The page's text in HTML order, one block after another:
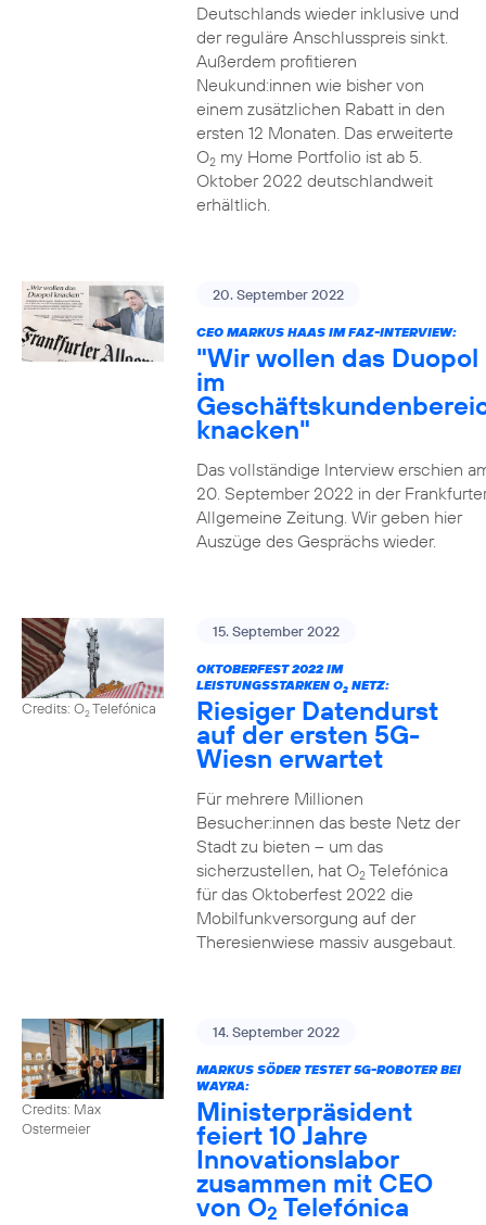
Deutschlands wieder inklusive und
der reguläre Anschlusspreis sinkt.
Außerdem profitieren
Neukund:innen wie bisher von
einem zusätzlichen Rabatt in den
ersten 12 Monaten. Das erweiterte
O2my Home Portfolio ist ab 5.
Oktober 2022 deutschlandweit
erhältlich.
20. September 2022
CEO MARKUS HAAS IM FAZ-INTERVIEW:
"Wir wollen das Duopol
im
knacken"
Das vollständige Interview erschien
20. September 2022 in der
Allgemeine Zeitung. Wir geben hier
Auszüge des Gesprächs wieder.
Credits: O2Telefónica
15. September 2022
OKTOBERFEST 2022 IM
LEISTUNGSSTARKEN O2NETZ:
Riesiger Datendurst
auf der ersten 5G-
Wiesn erwartet
Für mehrere Millionen
Besucher:innen das beste Netz der
Stadt zu bieten – um das
sicherzustellen, hat O2Telefónica
für das Oktoberfest 2022 die
Mobilfunkversorgung auf der
Theresienwiese massiv ausgebaut.
Credits: Max
Ostermeier
14. September 2022
MARKUS SÖDER TESTET 5G-ROBOTER BEI
WAYRA:
Ministerpräsident
feiert 10 Jahre
Innovationslabor
zusammen mit CEO
von O2 Telefónica